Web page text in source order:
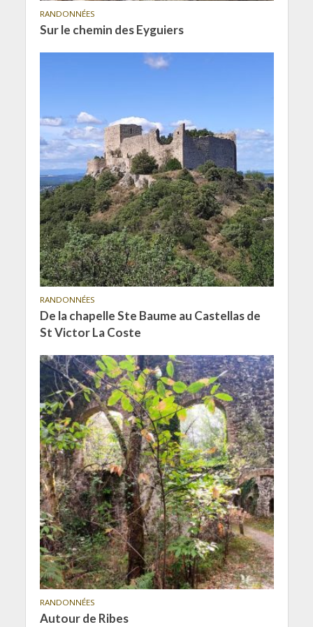
RANDONNÉES
Sur le chemin des Eyguiers
RANDONNÉES
De la chapelle Ste Baume au Castellas de
St Victor La Coste
RANDONNÉES
Autour de Ribes